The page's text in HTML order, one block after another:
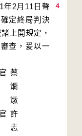
4
年2月11日聲
定終局判決
上開規定，
查，爰以一
蔡
烱
燉
許
志